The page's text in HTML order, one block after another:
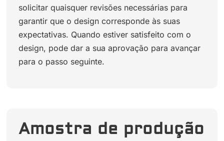
solicitar quaisquer revisões necessárias para
garantir que o design corresponde às suas
expectativas. Quando estiver satisfeito com o
design, pode dar a sua aprovação para avançar
para o passo seguinte.
Amostra de produção